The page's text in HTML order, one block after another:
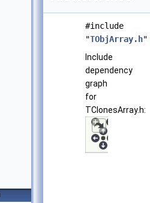
#include
"TObjArray.h"
Include
dependency
graph
for
TClonesArray.h: